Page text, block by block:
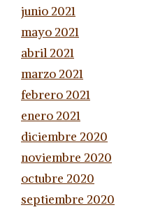
junio 2021
mayo 2021
abril 2021
marzo 2021
febrero 2021
enero 2021
diciembre 2020
noviembre 2020
octubre 2020
septiembre 2020